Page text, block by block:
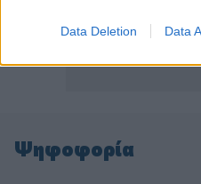
Data Deletion Data
Ψηφοφορία